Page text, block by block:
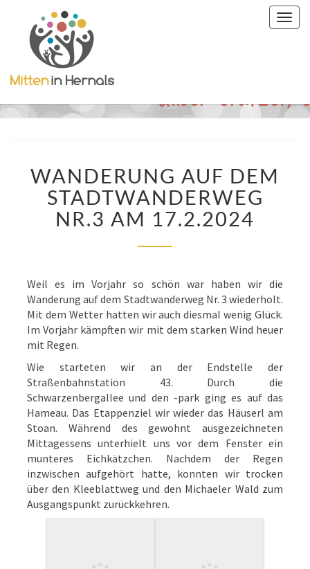
AUF
DEM
STADTWANDERWEG
NR.3
17.2.2024
WANDERUNG AUF DEM
STADTWANDERWEG
NR.3 AM 17.2.2024
Weil es im Vorjahr so schön war haben wir die
Wanderung auf dem Stadtwanderweg Nr. 3 wiederholt.
Mit dem Wetter hatten wir auch diesmal wenig Glück.
Im Vorjahr kämpften wir mit dem starken Wind heuer
mit Regen.
Wie starteten wir an der Endstelle der
Straßenbahnstation 43. Durch die
Schwarzenbergallee und den -park ging es auf das
Hameau. Das Etappenziel wir wieder das Häuserl am
Stoan. Während des gewohnt ausgezeichneten
Mittagessens unterhielt uns vor dem Fenster ein
munteres Eichkätzchen. Nachdem der Regen
inzwischen aufgehört hatte, konnten wir trocken
über den Kleeblattweg und den Michaeler Wald zum
Ausgangspunkt zurückkehren.